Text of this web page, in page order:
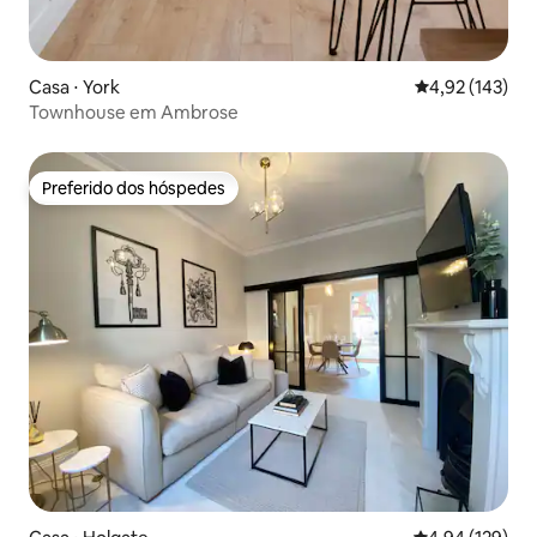
Casa ⋅ York 4,92 de uma
4,92 (143)
Townhouse em Ambrose
Preferido dos hóspedes
Preferido dos hóspedes